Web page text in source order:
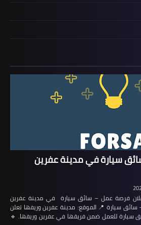
سيارة في مدينة عفرين
فرصة عمل – سائق سيارة في مدينة عفرين
سيارة 📍 الموقع: مدينة عفرين وريفها تعلن
سيارة للعمل ضمن فريقها في عفرين وريفها. 🔹